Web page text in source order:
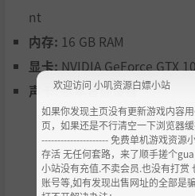
生物，包括巨魔（Troll）、森
（Vettir），每种生物都有独特的
nt
内存: 16 GB RAM
显卡: NVIDIA GeForce GTX
声卡:基本音频设备
欢迎访问 小叽资源白嫖小站
如果你发现主页没有更新游戏内容
页，如果还是不行清空一下浏览器
--------------------- 免费单机游戏资源
存活 无任何套路，来了顺手搓个
小站没有充值.不卖会员.也没有打赏
账号等,如有发现出售网址的全部是